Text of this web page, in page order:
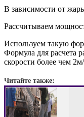
В зависимости от
Рассчитываем
Используем такую
Формула для расчета
скорости более чем
Читайте также: